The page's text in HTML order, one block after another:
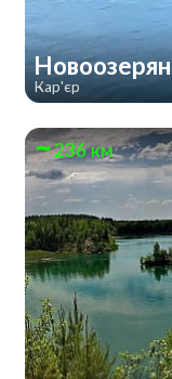
Кар'єр
236 км